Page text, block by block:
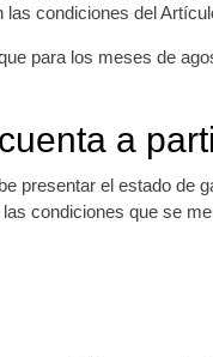
condiciones del
para los meses de
a
presentar el estado
condiciones que se